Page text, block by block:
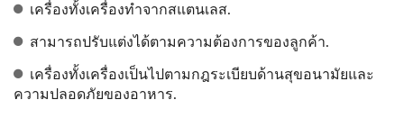
เครื่องทั้งเครื่องทำจากสแตนเลส.
สามารถปรับแต่งได้ตามความต้องการของลูกค้า.
เครื่องทั้งเครื่องเป็นไปตามกฎระเบียบด้านสุขอนามัยและ
ความปลอดภัยของอาหาร.